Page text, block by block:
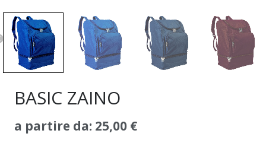
BASIC ZAINO
a partire da: 25,00 €